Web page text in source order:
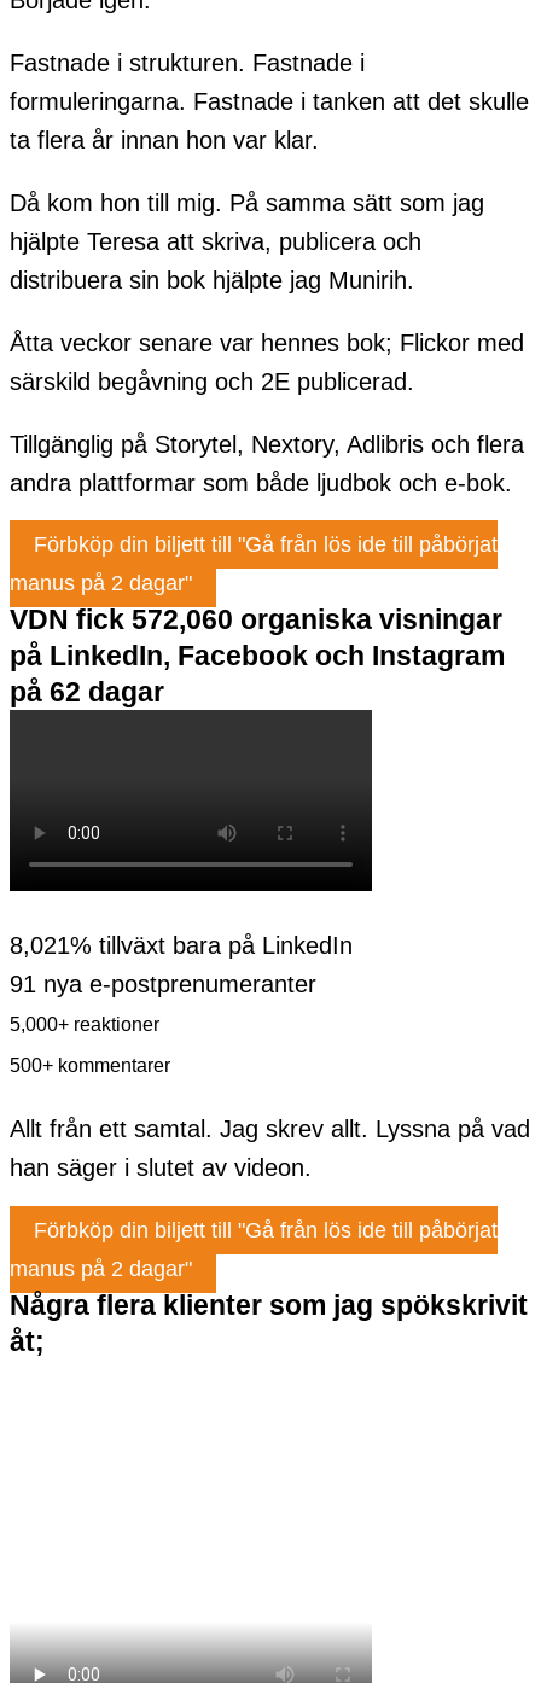
Fastnade i strukturen. Fastnade i
formuleringarna. Fastnade i tanken att det skulle
ta flera år innan hon var klar.
Då kom hon till mig. På samma sätt som jag
hjälpte Teresa att skriva, publicera och
distribuera sin bok hjälpte jag Munirih.
Åtta veckor senare var hennes bok; Flickor med
särskild begåvning och 2E publicerad.
Tillgänglig på Storytel, Nextory, Adlibris och flera
andra plattformar som både ljudbok och e-bok.
Förbköp din biljett till "Gå från lös ide till påbörjat
manus på 2 dagar"
VDN fick 572,060 organiska visningar
på LinkedIn, Facebook och Instagram
på 62 dagar
8,021% tillväxt bara på LinkedIn
91 nya e-postprenumeranter
5,000+ reaktioner
500+ kommentarer
Allt från ett samtal. Jag skrev allt. Lyssna på vad
han säger i slutet av videon.
Förbköp din biljett till "Gå från lös ide till påbörjat
manus på 2 dagar"
Några flera klienter som jag spökskrivit
åt;